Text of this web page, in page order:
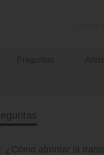
¿Cómo afrontar la